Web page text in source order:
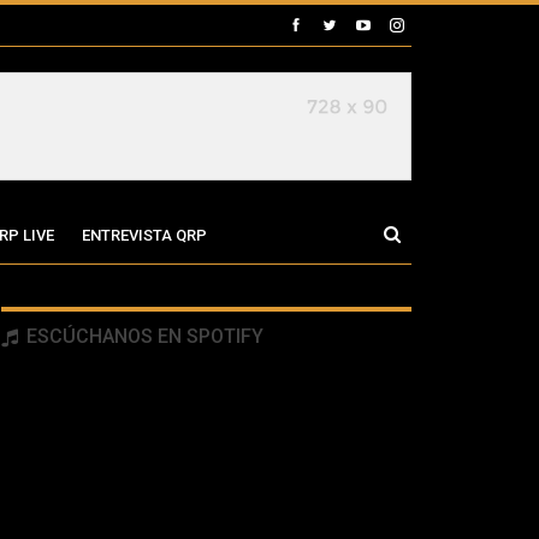
LIVE ENTREVISTA QRP
ESCÚCHANOS EN SPOTIFY